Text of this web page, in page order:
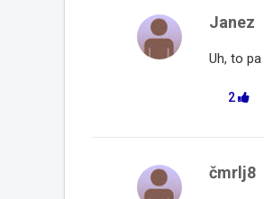
Janez
Uh, to
2
čmrlj8